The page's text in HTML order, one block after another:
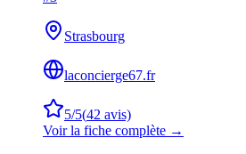
Strasbourg
laconcierge67.fr
5/5(42 avis)
Voir la fiche complète →